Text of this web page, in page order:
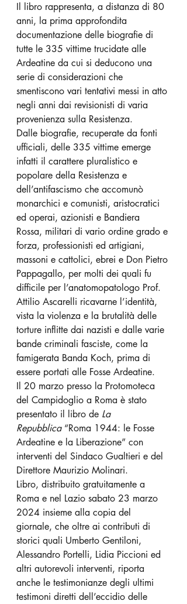
Il libro rappresenta, a distanza di 80
anni, la prima approfondita
documentazione delle biografie di
tutte le 335 vittime trucidate alle
Ardeatine da cui si deducono una
serie di considerazioni che
smentiscono vari tentativi messi in atto
negli anni dai revisionisti di varia
provenienza sulla Resistenza.
Dalle biografie, recuperate da fonti
ufficiali, delle 335 vittime emerge
infatti il carattere pluralistico e
popolare della Resistenza e
dell’antifascismo che accomunò
monarchici e comunisti, aristocratici
ed operai, azionisti e Bandiera
Rossa, militari di vario ordine grado e
forza, professionisti ed artigiani,
massoni e cattolici, ebrei e Don Pietro
Pappagallo, per molti dei quali fu
difficile per l’anatomopatologo Prof.
Attilio Ascarelli ricavarne l’identità,
vista la violenza e la brutalità delle
torture inflitte dai nazisti e dalle varie
bande criminali fasciste, come la
famigerata Banda Koch, prima di
essere portati alle Fosse Ardeatine.
Il 20 marzo presso la Protomoteca
del Campidoglio a Roma è stato
presentato il libro de La
Repubblica “Roma 1944: le Fosse
Ardeatine e la Liberazione” con
interventi del Sindaco Gualtieri e del
Direttore Maurizio Molinari.
Libro, distribuito gratuitamente a
Roma e nel Lazio sabato 23 marzo
2024 insieme alla copia del
giornale, che oltre ai contributi di
storici quali Umberto Gentiloni,
Alessandro Portelli, Lidia Piccioni ed
altri autorevoli interventi, riporta
anche le testimonianze degli ultimi
testimoni diretti dell’eccidio delle